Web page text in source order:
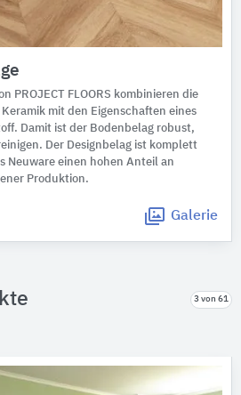
PROJECT FLOORS kombinieren die
mit den Eigenschaften eines
Damit ist der Bodenbelag robust,
Der Designbelag ist komplett
Neuware einen hohen Anteil an
Produktion.
Galerie
3 von 61